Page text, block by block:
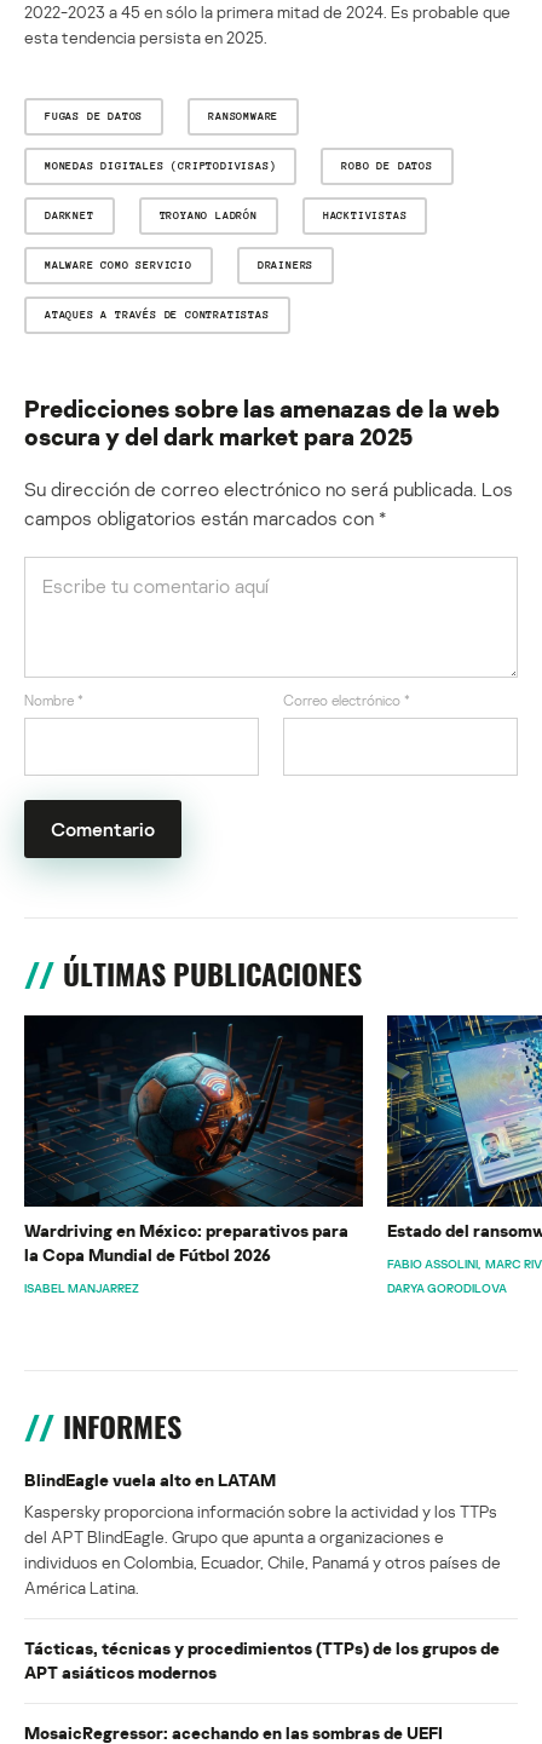
2022-2023 a 45 en sólo la primera mitad de 2024. Es probable que
esta tendencia persista en 2025.
FUGAS DE DATOS RANSOMWARE
MONEDAS DIGITALES (CRIPTODIVISAS) ROBO DE DATOS
DARKNET TROYANO LADRÓN HACKTIVISTAS
MALWARE COMO SERVICIO DRAINERS
ATAQUES A TRAVÉS DE CONTRATISTAS
Predicciones sobre las amenazas de la web
oscura y del dark market para 2025
Su dirección de correo electrónico no será publicada. Los
campos obligatorios están marcados con *
Nombre * Correo electrónico *
ÚLTIMAS PUBLICACIONES
Wardriving en México: preparativos para
la Copa Mundial de Fútbol 2026
ISABEL MANJARREZ
Estado del
FABIO ASSOLINI MARC
DARYA GORODILOVA
INFORMES
BlindEagle vuela alto en LATAM
Kaspersky proporciona información sobre la actividad y los TTPs
del APT BlindEagle. Grupo que apunta a organizaciones e
individuos en Colombia, Ecuador, Chile, Panamá y otros países de
América Latina.
Tácticas, técnicas y procedimientos (TTPs) de los grupos de
APT asiáticos modernos
MosaicRegressor: acechando en las sombras de UEFI